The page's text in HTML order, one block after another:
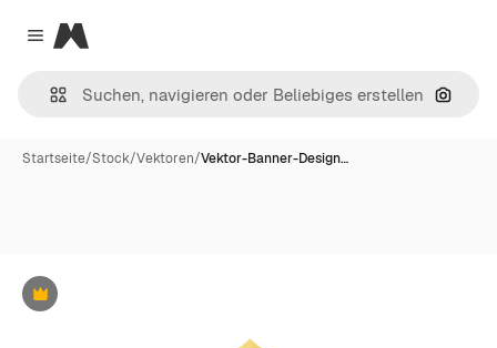
Close menu
Magnific
Nach
Startseite/Stock/Vektoren/Vektor-Banner-Design…
Premium